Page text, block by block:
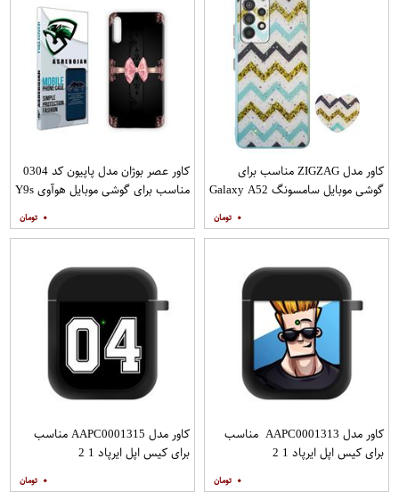
کاور مدل ZIGZAG مناسب برای
گوشی موبایل سامسونگ Galaxy A52
۰
کاور عصر بوژان مدل پاپیون کد 0304
مناسب برای گوشی موبایل هوآوی Y9s
۰
کاور مدل AAPC0001313 مناسب
برای کیس اپل ایرپاد 1 2
۰
کاور مدل AAPC0001315 مناسب
برای کیس اپل ایرپاد 1 2
۰